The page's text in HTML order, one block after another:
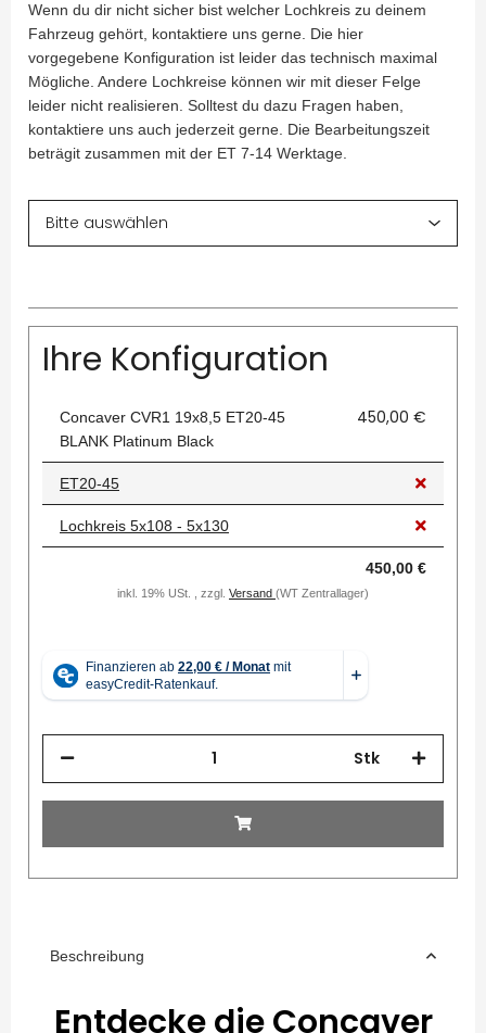
Wenn du dir nicht sicher bist welcher Lochkreis zu deinem
Fahrzeug gehört, kontaktiere uns gerne. Die hier
vorgegebene Konfiguration ist leider das technisch maximal
Mögliche. Andere Lochkreise können wir mit dieser Felge
leider nicht realisieren. Solltest du dazu Fragen haben,
kontaktiere uns auch jederzeit gerne. Die Bearbeitungszeit
beträgit zusammen mit der ET 7-14 Werktage.
Ihre Konfiguration
Concaver CVR1 19x8,5 ET20-45
BLANK Platinum Black
450,00 €
ET20-45
Lochkreis 5x108 - 5x130
450,00 €
inkl. 19% USt. , zzgl. Versand (WT Zentrallager)
Stk
Beschreibung
Entdecke die Concaver